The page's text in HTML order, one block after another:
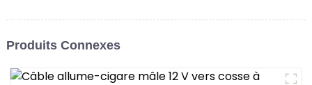
Produits Connexes